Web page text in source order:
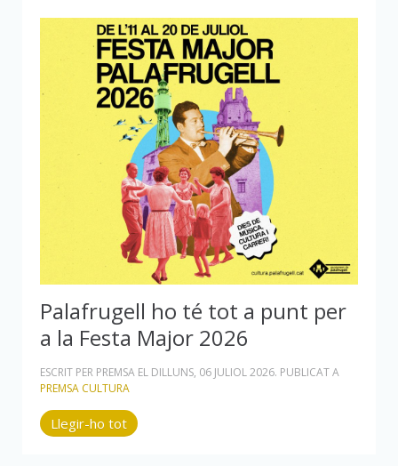
Palafrugell ho té tot a punt per
a la Festa Major 2026
ESCRIT PER PREMSA EL DILLUNS, 06 JULIOL 2026. PUBLICAT A
PREMSA CULTURA
Llegir-ho tot